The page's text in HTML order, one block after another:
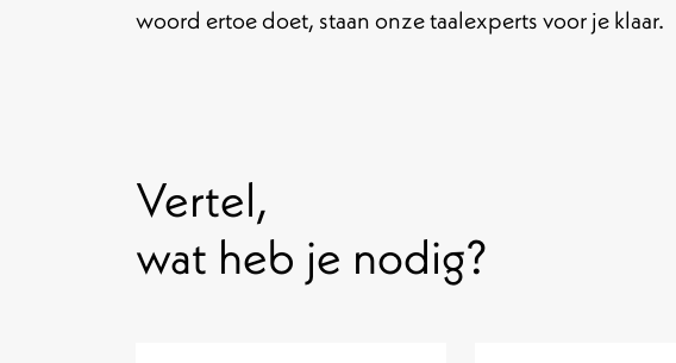
woord ertoe doet, staan onze taalexperts voor je klaar.
Vertel,
wat heb je nodig?